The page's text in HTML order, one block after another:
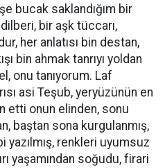
bucak saklandığım bir
bir aşk tüccarı,
her anlatısı bin destan,
bin ahmak tanrıyı yoldan
onu tanıyorum. Laf
asi Teşub, yeryüzünün en
etti onun elinden, sonu
baştan sona kurgulanmış,
yazılmış, renkleri uyumsuz
yaşamından soğudu, firari